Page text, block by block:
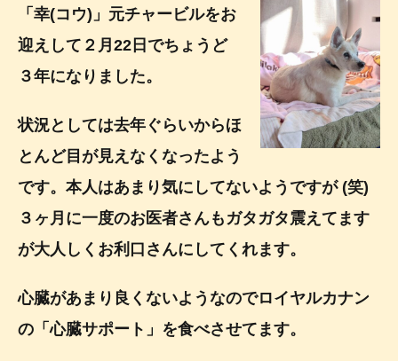
「幸(コウ)」元チャービルをお
迎えして２月22日でちょうど
３年になりました。
状況としては去年ぐらいからほ
とんど目が見えなくなったよう
です。本人はあまり気にしてないようですが (笑)
３ヶ月に一度のお医者さんもガタガタ震えてます
が大人しくお利口さんにしてくれます。
心臓があまり良くないようなのでロイヤルカナン
の「心臓サポート」を食べさせてます。